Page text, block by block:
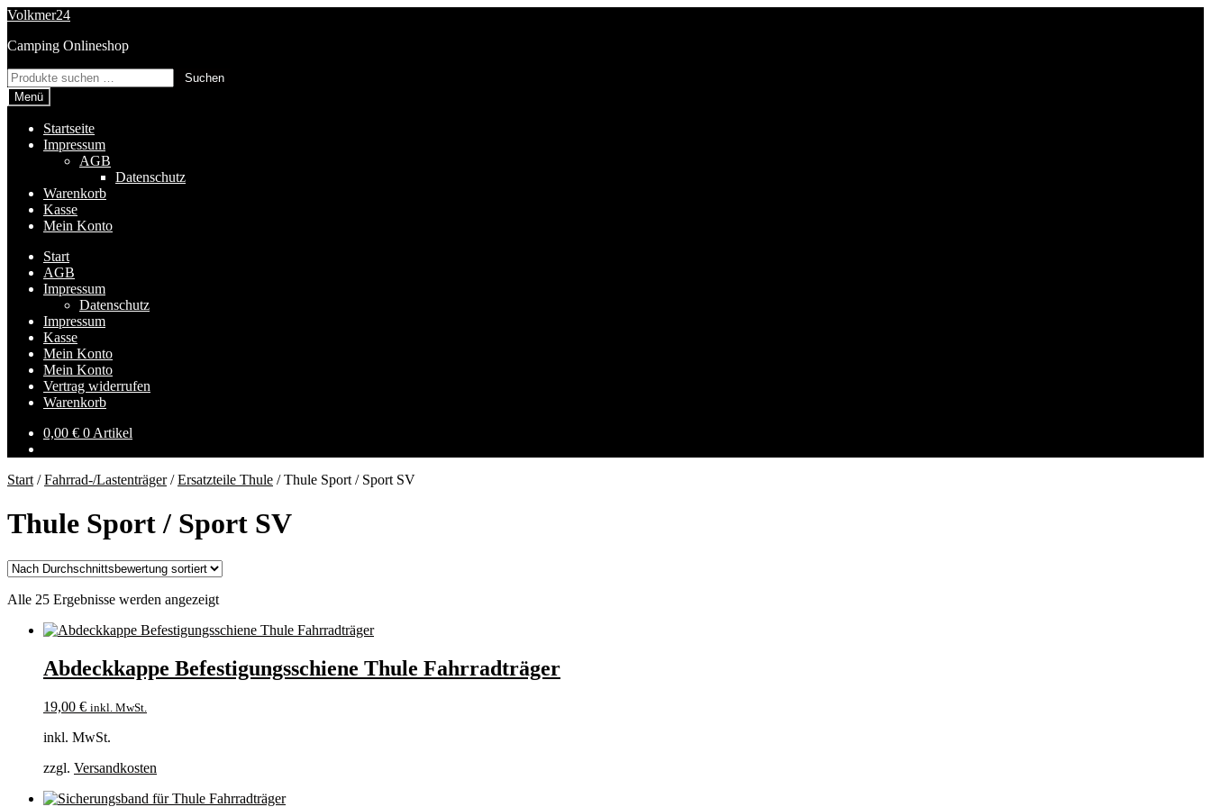
Zur
springen
Zum
springen
Volkmer24
Camping Onlineshop
Suchen
nach:
Suchen
Menü
Startseite
Impressum
AGB
Datenschutz
Warenkorb
Kasse
Mein Konto
Start
AGB
Impressum
Datenschutz
Impressum
Kasse
Mein Konto
Mein Konto
Vertrag widerrufen
Warenkorb
0,00 € 0 Artikel
Start /Fahrrad-/Lastenträger/Ersatzteile Thule /Thule Sport / Sport SV
Thule Sport / Sport SV
Alle 25 Ergebnisse werden angezeigtNach
sortiert
Abdeckkappe Befestigungsschiene Thule Fahrradträger
19,00 € inkl. MwSt.
inkl. MwSt.
zzgl. Versandkosten